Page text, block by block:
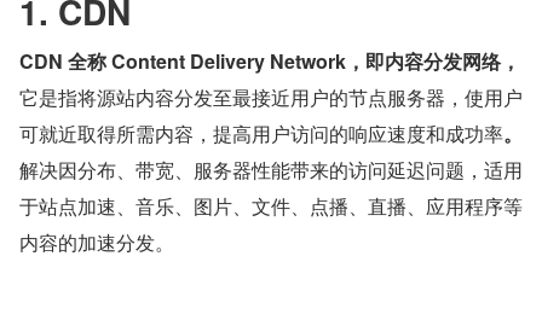
1. CDN
CDN 全称 Content Delivery Network，即内容分发网络，
它是指将源站内容分发至最接近用户的节点服务器，使用户
可就近取得所需内容，提高用户访问的响应速度和成功率。
解决因分布、带宽、服务器性能带来的访问延迟问题，适用
于站点加速、音乐、图片、文件、点播、直播、应用程序等
内容的加速分发。